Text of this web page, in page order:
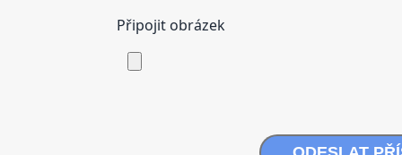
Připojit obrázek